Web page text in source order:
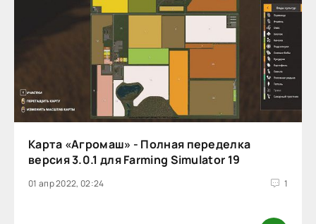
Карта «Агромаш» - Полная переделка
версия 3.0.1 для Farming Simulator 19
01 апр 2022, 02:24 1